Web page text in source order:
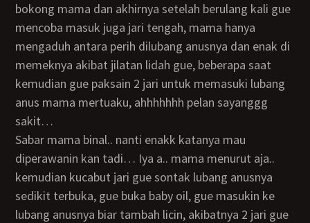
bokong mama dan akhirnya setelah berulang kali gue
mencoba masuk juga jari tengah, mama hanya
mengaduh antara perih dilubang anusnya dan enak di
memeknya akibat jilatan lidah gue, beberapa saat
kemudian gue paksain 2 jari untuk memasuki lubang
anus mama mertuaku, ahhhhhhh pelan sayanggg
sakit…
Sabar mama binal.. nanti enakk katanya mau
diperawanin kan tadi… Iya a.. mama menurut aja..
kemudian kucabut jari gue sontak lubang anusnya
sedikit terbuka, gue buka baby oil, gue masukin ke
lubang anusnya biar tambah licin, akibatnya 2 jari gue